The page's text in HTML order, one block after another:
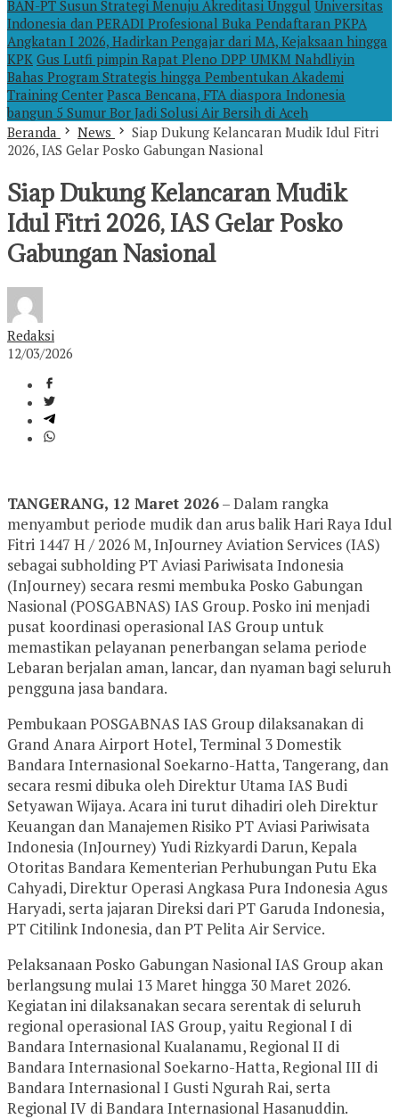
BAN-PT Susun Strategi Menuju Akreditasi Unggul Universitas
Indonesia dan PERADI Profesional Buka Pendaftaran PKPA
Angkatan I 2026, Hadirkan Pengajar dari MA, Kejaksaan hingga
KPK Gus Lutfi pimpin Rapat Pleno DPP UMKM Nahdliyin
Bahas Program Strategis hingga Pembentukan Akademi
Training Center Pasca Bencana, FTA diaspora Indonesia
bangun 5 Sumur Bor Jadi Solusi Air Bersih di Aceh
Beranda
News
Siap Dukung Kelancaran Mudik Idul Fitri
2026, IAS Gelar Posko Gabungan Nasional
Siap Dukung Kelancaran Mudik
Idul Fitri 2026, IAS Gelar Posko
Gabungan Nasional
Redaksi
12/03/2026
TANGERANG, 12 Maret 2026– Dalam rangka
menyambut periode mudik dan arus balik Hari Raya Idul
Fitri 1447 H / 2026 M, InJourney Aviation Services (IAS)
sebagai subholding PT Aviasi Pariwisata Indonesia
(InJourney) secara resmi membuka Posko Gabungan
Nasional (POSGABNAS) IAS Group. Posko ini menjadi
pusat koordinasi operasional IAS Group untuk
memastikan pelayanan penerbangan selama periode
Lebaran berjalan aman, lancar, dan nyaman bagi seluruh
pengguna jasa bandara.
Pembukaan POSGABNAS IAS Group dilaksanakan di
Grand Anara Airport Hotel, Terminal 3 Domestik
Bandara Internasional Soekarno-Hatta, Tangerang, dan
secara resmi dibuka oleh Direktur Utama IAS Budi
Setyawan Wijaya. Acara ini turut dihadiri oleh Direktur
Keuangan dan Manajemen Risiko PT Aviasi Pariwisata
Indonesia (InJourney) Yudi Rizkyardi Darun, Kepala
Otoritas Bandara Kementerian Perhubungan Putu Eka
Cahyadi, Direktur Operasi Angkasa Pura Indonesia Agus
Haryadi, serta jajaran Direksi dari PT Garuda Indonesia,
PT Citilink Indonesia, dan PT Pelita Air Service.
Pelaksanaan Posko Gabungan Nasional IAS Group akan
berlangsung mulai 13 Maret hingga 30 Maret 2026.
Kegiatan ini dilaksanakan secara serentak di seluruh
regional operasional IAS Group, yaitu Regional I di
Bandara Internasional Kualanamu, Regional II di
Bandara Internasional Soekarno-Hatta, Regional III di
Bandara Internasional I Gusti Ngurah Rai, serta
Regional IV di Bandara Internasional Hasanuddin.